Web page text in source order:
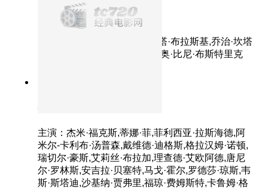
美丽人生
主演：罗伯托·贝尼尼,尼可莱塔·布拉斯基,乔治·坎塔
里尼,朱斯蒂诺·杜拉诺,塞尔吉奥·比尼·布斯特里克
主演：杰米·福克斯,蒂娜·菲,菲利西亚·拉斯海德,阿
米尔-卡利布·汤普森,戴维德·迪格斯,格拉汉姆·诺顿,
瑞切尔·豪斯,艾莉丝·布拉加,理查德·艾欧阿德,唐尼
尔·罗林斯,安吉拉·贝塞特,马戈·霍尔,罗德莎·琼斯,韦
斯·斯塔迪,沙基纳·贾弗里,福琼·费姆斯特,卡鲁姆·格